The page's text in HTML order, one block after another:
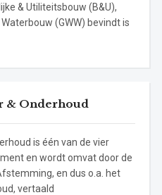
& Utiliteitsbouw (B&U),
(GWW) bevindt is
& Onderhoud
is één van de vier
en wordt omvat door de
en dus o.a. het
vertaald